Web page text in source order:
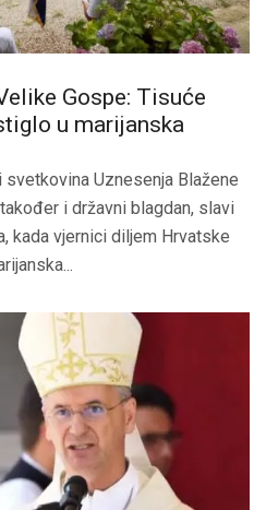
Gospe: Tisuće
u marijanska
svetkovina Uznesenja Blažene
i državni blagdan, slavi
kada vjernici diljem Hrvatske